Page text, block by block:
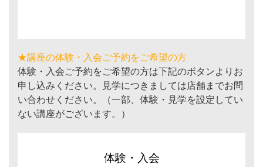
★講座の体験・入会ご予約をご希望の方
体験・入会ご予約をご希望の方は下記のボタンよりお
申し込みください。見学につきましては店舗までお問
い合わせください。（一部、体験・見学を設定してい
ない講座がございます。）
体験・入会